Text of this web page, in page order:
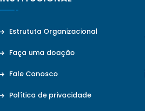
Estrututa Organizacional
Faça uma doação
Fale Conosco
Política de privacidade